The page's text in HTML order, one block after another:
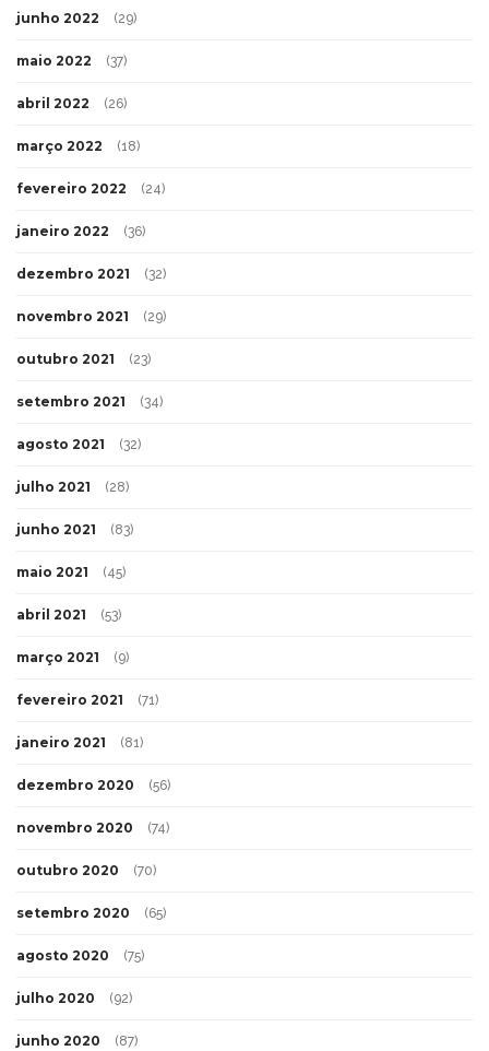
junho 2022 (29)
maio 2022 (37)
abril 2022 (26)
março 2022 (18)
fevereiro 2022 (24)
janeiro 2022 (36)
dezembro 2021 (32)
novembro 2021 (29)
outubro 2021 (23)
setembro 2021 (34)
agosto 2021 (32)
julho 2021 (28)
junho 2021 (83)
maio 2021 (45)
abril 2021 (53)
março 2021 (9)
fevereiro 2021 (71)
janeiro 2021 (81)
dezembro 2020 (56)
novembro 2020 (74)
outubro 2020 (70)
setembro 2020 (65)
agosto 2020 (75)
julho 2020 (92)
junho 2020 (87)